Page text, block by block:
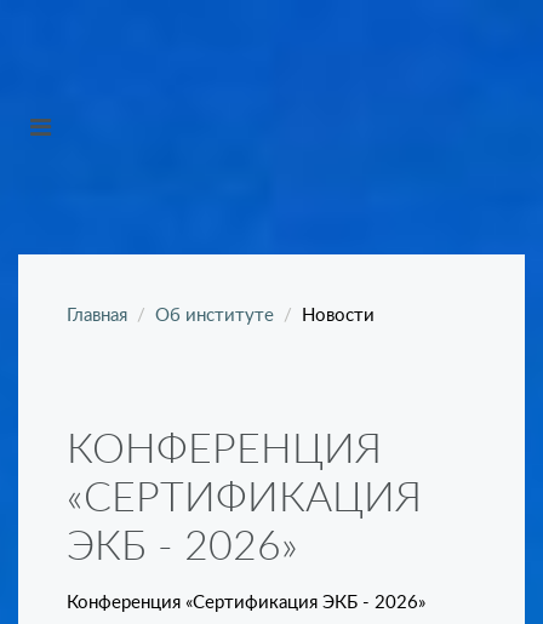
Главная Об институте Новости
КОНФЕРЕНЦИЯ
«СЕРТИФИКАЦИЯ
ЭКБ - 2026»
Конференция «Сертификация ЭКБ - 2026»